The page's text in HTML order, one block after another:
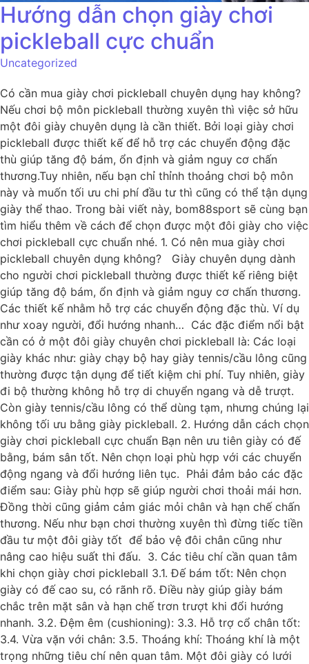
Hướng dẫn chọn giày chơi
pickleball cực chuẩn
Uncategorized
Có cần mua giày chơi pickleball chuyên dụng hay không?
Nếu chơi bộ môn pickleball thường xuyên thì việc sở hữu
một đôi giày chuyên dụng là cần thiết. Bởi loại giày chơi
pickleball được thiết kế để hỗ trợ các chuyển động đặc
thù giúp tăng độ bám, ổn định và giảm nguy cơ chấn
thương.Tuy nhiên, nếu bạn chỉ thỉnh thoảng chơi bộ môn
này và muốn tối ưu chi phí đầu tư thì cũng có thể tận dụng
giày thể thao. Trong bài viết này, bom88sport sẽ cùng bạn
tìm hiểu thêm về cách để chọn được một đôi giày cho việc
chơi pickleball cực chuẩn nhé. 1. Có nên mua giày chơi
pickleball chuyên dụng không? Giày chuyên dụng dành
cho người chơi pickleball thường được thiết kế riêng biệt
giúp tăng độ bám, ổn định và giảm nguy cơ chấn thương.
Các thiết kế nhằm hỗ trợ các chuyển động đặc thù. Ví dụ
như xoay người, đổi hướng nhanh… Các đặc điểm nổi bật
cần có ở một đôi giày chuyên chơi pickleball là: Các loại
giày khác như: giày chạy bộ hay giày tennis/cầu lông cũng
thường được tận dụng để tiết kiệm chi phí. Tuy nhiên, giày
đi bộ thường không hỗ trợ di chuyển ngang và dễ trượt.
Còn giày tennis/cầu lông có thể dùng tạm, nhưng chúng lại
không tối ưu bằng giày pickleball. 2. Hướng dẫn cách chọn
giày chơi pickleball cực chuẩn Bạn nên ưu tiên giày có đế
bằng, bám sân tốt. Nên chọn loại phù hợp với các chuyển
động ngang và đổi hướng liên tục. Phải đảm bảo các đặc
điểm sau: Giày phù hợp sẽ giúp người chơi thoải mái hơn.
Đồng thời cũng giảm cảm giác mỏi chân và hạn chế chấn
thương. Nếu như bạn chơi thường xuyên thì đừng tiếc tiền
đầu tư một đôi giày tốt để bảo vệ đôi chân cũng như
nâng cao hiệu suất thi đấu. 3. Các tiêu chí cần quan tâm
khi chọn giày chơi pickleball 3.1. Đế bám tốt: Nên chọn
giày có đế cao su, có rãnh rõ. Điều này giúp giày bám
chắc trên mặt sân và hạn chế trơn trượt khi đổi hướng
nhanh. 3.2. Đệm êm (cushioning): 3.3. Hỗ trợ cổ chân tốt:
3.4. Vừa vặn với chân: 3.5. Thoáng khí: Thoáng khí là một
trọng những tiêu chí nên quan tâm. Một đôi giày có lưới